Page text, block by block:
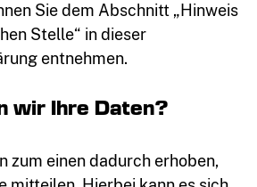
Sie dem Abschnitt „Hinweis
Stelle“ in dieser
entnehmen.
wir Ihre Daten?
zum einen dadurch erhoben,